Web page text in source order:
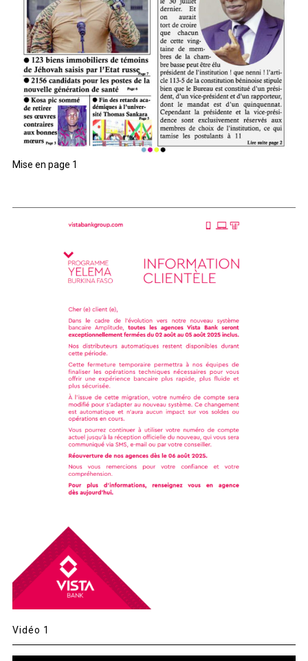
Mise en page 1
Vidéo 1